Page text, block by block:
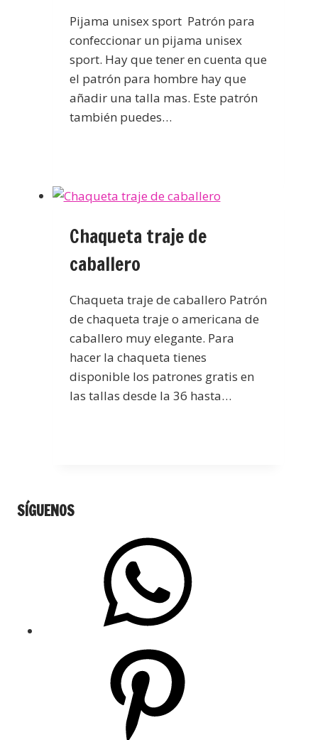
Pijama unisex sport Patrón para
confeccionar un pijama unisex
sport. Hay que tener en cuenta que
el patrón para hombre hay que
añadir una talla mas. Este patrón
también puedes…
Chaqueta traje de
caballero
Chaqueta traje de caballero Patrón
de chaqueta traje o americana de
caballero muy elegante. Para
hacer la chaqueta tienes
disponible los patrones gratis en
las tallas desde la 36 hasta…
SÍGUENOS